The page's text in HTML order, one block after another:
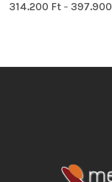
314.200 Ft – 397.900